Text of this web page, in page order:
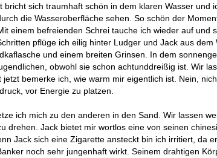
sich traumhaft schön in dem klaren Wasser und
die Wasseroberfläche sehen. So schön der
einem befreienden Schrei tauche ich wieder auf und
pflüge ich eilig hinter Ludger und Jack aus dem
und einem breiten Grinsen. In dem
obwohl sie schon achtunddreißig ist. Wir
bemerke ich, wie warm mir eigentlich ist. Nein,
vor Energie zu platzen.
ich mich zu den anderen in den Sand. Wir lassen
drehen. Jack bietet mir wortlos eine von seinen
Jack sich eine Zigarette ansteckt bin ich irritiert, da
noch sehr jungenhaft wirkt. Seinem drahtigen